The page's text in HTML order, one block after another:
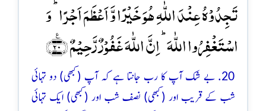
تَجِدُوۡہُ عِنۡدَ اللّٰہِ ہُوَ خَیۡرًا وَّ اَعۡظَمَ اَجۡرًا ؕ وَ
اسۡتَغۡفِرُوا اللّٰہَ ؕ اِنَّ اللّٰہَ غَفُوۡرٌ رَّحِیۡمٌ ﴿٪۲۰﴾
20. بے شک آپ کا رب جانتا ہے کہ آپ (کبھی) دو تہائی
شب کے قریب اور (کبھی) نصف شب اور (کبھی) ایک تہائی